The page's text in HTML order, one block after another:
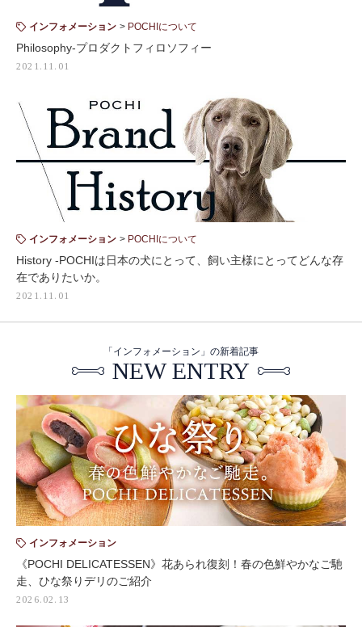
インフォメーション POCHIについて
Philosophy-プロダクトフィロソフィー
2021.11.01
インフォメーション POCHIについて
History -POCHIは日本の犬にとって、飼い主様にとってどんな存
在でありたいか。
2021.11.01
「インフォメーション」の新着記事
NEW ENTRY
インフォメーション
《POCHI DELICATESSEN》花あられ復刻！春の色鮮やかなご馳
走、ひな祭りデリのご紹介
2026.02.13